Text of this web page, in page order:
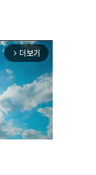
arrow_forward_ios 더보기